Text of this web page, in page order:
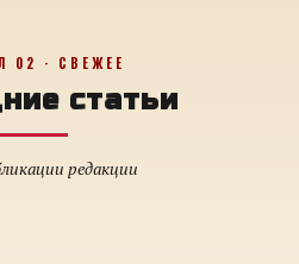
02 · СВЕЖЕЕ
статьи
редакции